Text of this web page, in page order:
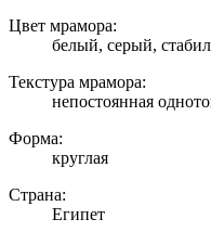
Цвет мрамора:
белый, серый,
Текстура мрамора:
непостоянная
Форма:
круглая
Страна:
Египет